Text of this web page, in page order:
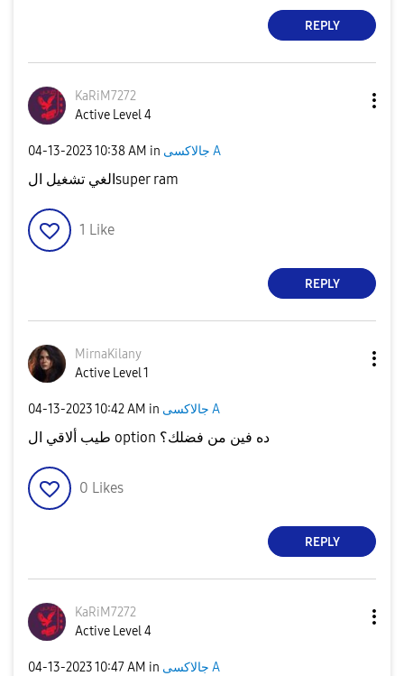
REPLY
KaRiM7272
Active Level 4
‎04-13-202310:38 AM in جالاكسى A
الغي تشغيل الsuper ram
1 Like
REPLY
MirnaKilany
Active Level 1
‎04-13-202310:42 AM in جالاكسى A
طيب ألاقي ال option ده فين من فضلك؟
0 Likes
REPLY
KaRiM7272
Active Level 4
‎04-13-202310:47 AM in جالاكسى A